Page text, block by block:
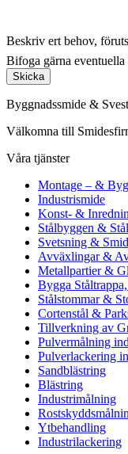
Beskriv ert behov,
Bifoga gärna
Skicka
Byggnadssmide &
Välkomna till
Våra tjänster
Montage – &
Industrismide
Konst- &
Stålbyggen &
Svetsning &
Avväxlingar &
Metallpartier &
Bygga
Stålstommar &
Cortenstål &
Tillverkning av
Pulvermålning
Pulverlackering
Sandblästring
Blästring
Industrimålning
Ytbehandling
Industrilackering